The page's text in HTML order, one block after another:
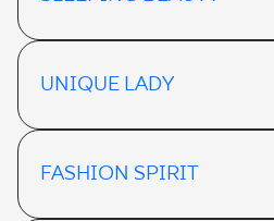
UNIQUE LADY
FASHION SPIRIT